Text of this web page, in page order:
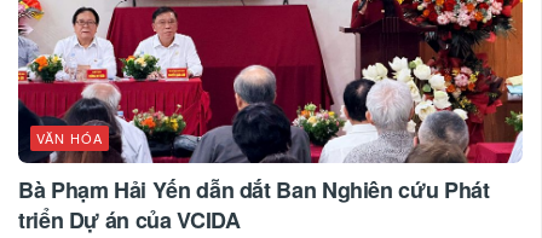
VĂN HÓA
Bà Phạm Hải Yến dẫn dắt Ban Nghiên cứu Phát
triển Dự án của VCIDA